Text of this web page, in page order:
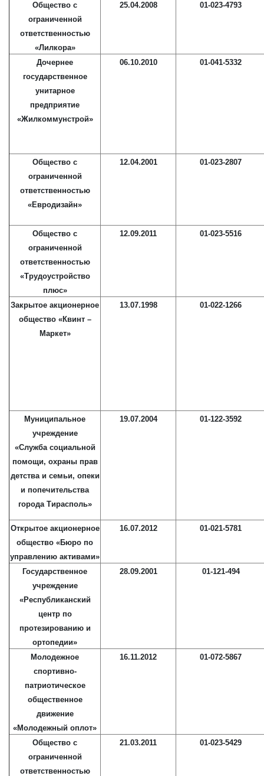
Общество с
ограниченной
ответственностью
«Лилкора»
25.04.2008 01-023-4793
Дочернее
государственное
унитарное
предприятие
«Жилкоммунстрой»
06.10.2010 01-041-5332
Общество с
ограниченной
ответственностью
«Евродизайн»
12.04.2001 01-023-2807
Общество с
ограниченной
ответственностью
«Трудоустройство
плюс»
12.09.2011 01-023-5516
Закрытое акционерное
общество «Квинт –
Маркет»
13.07.1998 01-022-1266
Муниципальное
учреждение
«Служба социальной
помощи, охраны прав
детства и семьи, опеки
и попечительства
города Тирасполь»
19.07.2004 01-122-3592
Открытое акционерное
общество «Бюро по
управлению активами»
16.07.2012 01-021-5781
Государственное
учреждение
«Республиканский
центр по
протезированию и
ортопедии»
28.09.2001 01-121-494
Молодежное
спортивно-
патриотическое
общественное
движение
«Молодежный оплот»
16.11.2012 01-072-5867
Общество с
ограниченной
ответственностью
21.03.2011 01-023-5429